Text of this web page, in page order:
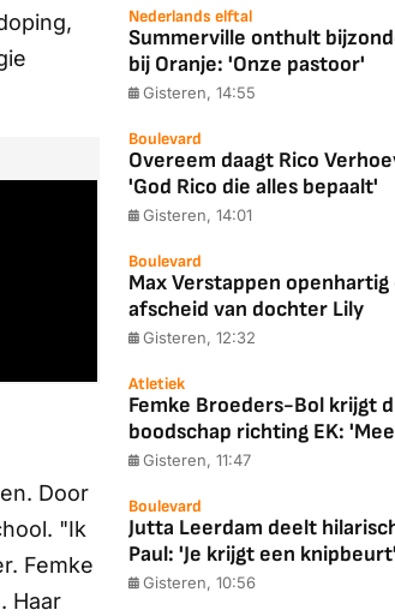
Door
"Ik
Femke
Haar
Nederlands elftal
Summerville onthult
bij Oranje: 'Onze pastoor'
Gisteren, 14:55
Boulevard
Overeem daagt Rico
'God Rico die alles bepaalt'
Gisteren, 14:01
Boulevard
Max Verstappen
afscheid van dochter Lily
Gisteren, 12:32
Atletiek
Femke Broeders-Bol krijgt
boodschap richting EK:
Gisteren, 11:47
Boulevard
Jutta Leerdam deelt
Paul: 'Je krijgt een knipbeurt'
Gisteren, 10:56